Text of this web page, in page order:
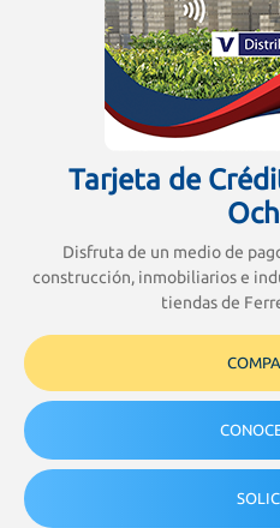
Tarjeta de
Disfruta de un medio de
construcción, inmobiliarios e
tiendas de